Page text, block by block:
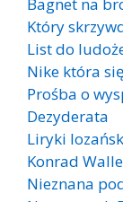
Bagnet na
Który
List do
Nike która
Prośba o
Dezyderata
Liryki
Konrad
Nieznana